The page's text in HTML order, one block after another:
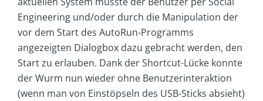
Engineering und/oder durch die Manipulation der
vor dem Start des AutoRun-Programms
angezeigten Dialogbox dazu gebracht werden, den
Start zu erlauben. Dank der Shortcut-Lücke konnte
der Wurm nun wieder ohne Benutzerinteraktion
(wenn man von Einstöpseln des USB-Sticks absieht)